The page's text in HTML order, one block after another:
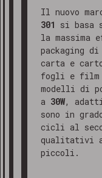
Il nuovo
301 si basa
la massima
packaging
carta e
fogli e film
modelli di
a 30W,
sono in
cicli al
qualitativi
piccoli.